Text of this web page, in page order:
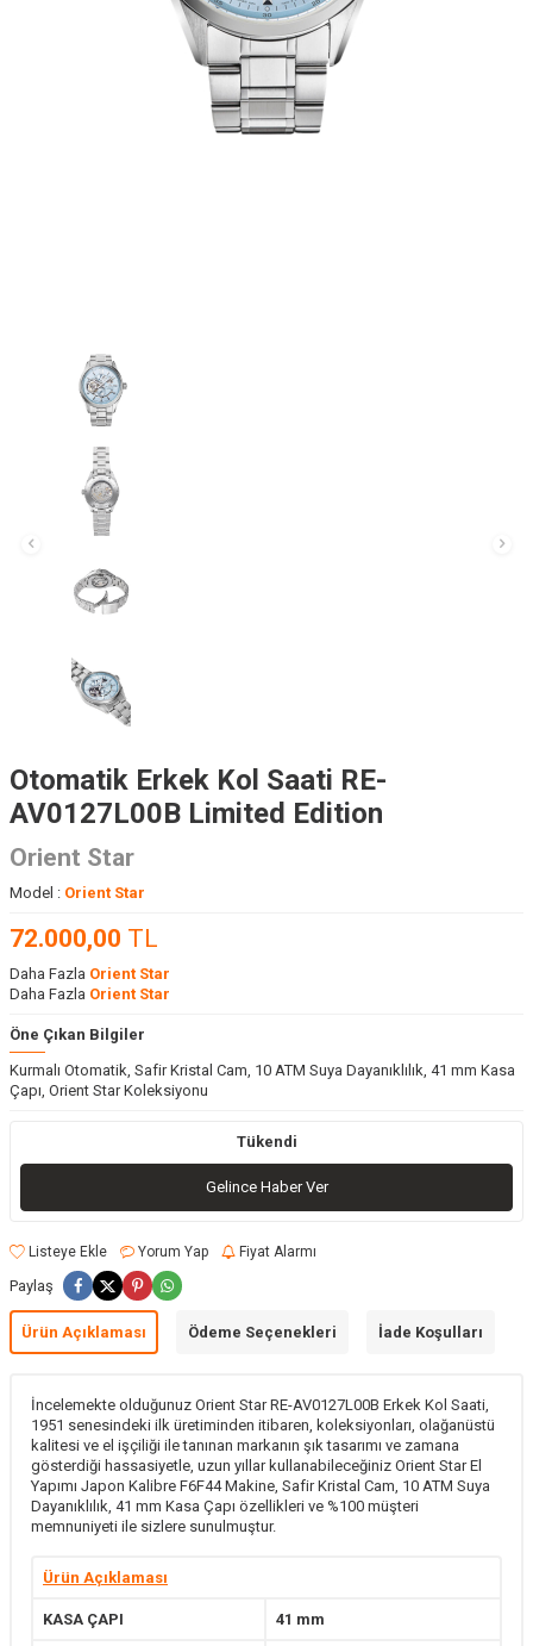
Otomatik Erkek Kol Saati RE-
AV0127L00B Limited Edition
Orient Star
Model : Orient Star
72.000,00 TL
Daha Fazla Orient Star
Daha Fazla Orient Star
Öne Çıkan Bilgiler
Kurmalı Otomatik, Safir Kristal Cam, 10 ATM Suya Dayanıklılık, 41 mm Kasa
Çapı, Orient Star Koleksiyonu
Tükendi
Gelince Haber Ver
Listeye Ekle Yorum Yap Fiyat Alarmı
Paylaş
Ürün Açıklaması Ödeme Seçenekleri İade Koşulları
İncelemekte olduğunuz Orient Star RE-AV0127L00B Erkek Kol Saati,
1951 senesindeki ilk üretiminden itibaren, koleksiyonları, olağanüstü
kalitesi ve el işçiliği ile tanınan markanın şık tasarımı ve zamana
gösterdiği hassasiyetle, uzun yıllar kullanabileceğiniz Orient Star El
Yapımı Japon Kalibre F6F44 Makine, Safir Kristal Cam, 10 ATM Suya
Dayanıklılık, 41 mm Kasa Çapı özellikleri ve %100 müşteri
memnuniyeti ile sizlere sunulmuştur.
Ürün Açıklaması
KASA ÇAPI 41 mm